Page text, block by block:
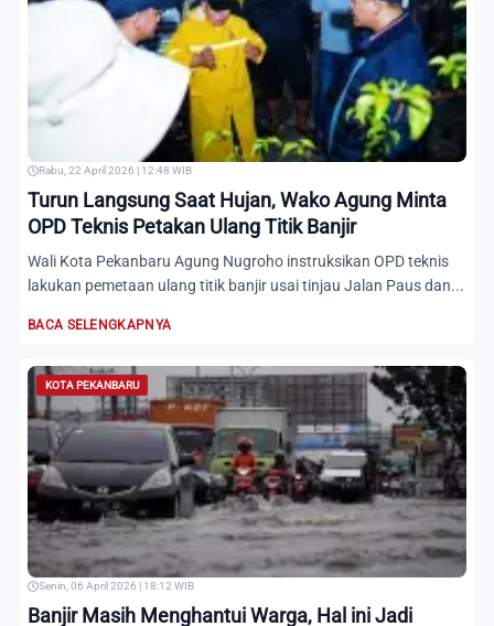
Rabu, 22 April 2026 | 12:48 WIB
Turun Langsung Saat Hujan, Wako Agung Minta
OPD Teknis Petakan Ulang Titik Banjir
Wali Kota Pekanbaru Agung Nugroho instruksikan OPD teknis
lakukan pemetaan ulang titik banjir usai tinjau Jalan Paus dan...
BACA SELENGKAPNYA
KOTA PEKANBARU
Senin, 06 April 2026 | 18:12 WIB
Banjir Masih Menghantui Warga, Hal ini Jadi